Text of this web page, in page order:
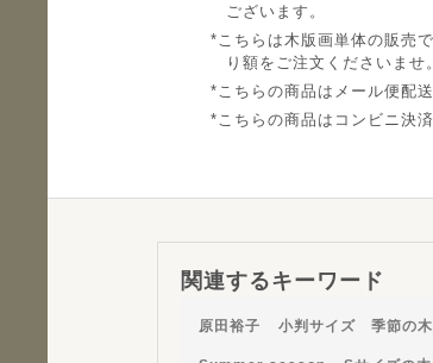
ございます。
こちらは木版画単体の販売
り額をご注文くださいませ。
こちらの商品はメール便配
こちらの商品はコンビニ決
関連するキーワード
原田裕子 小判サイズ 季節の